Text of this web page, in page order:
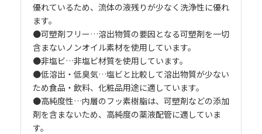
優れているため、流体の液残りが少なく洗浄性に優れ
ます。
●可塑剤フリー…溶出物質の要因となる可塑剤を一切
含まないノンオイル素材を使用しています。
●非塩ビ…非塩ビ材質を使用しています。
●低溶出・低臭気…塩ビと比較して溶出物質が少ない
ため食品・飲料、化粧品用途に適しています。
●高純度性…内層のフッ素樹脂は、可塑剤などの添加
剤を含まないため、高純度の薬液配管に適していま
す。